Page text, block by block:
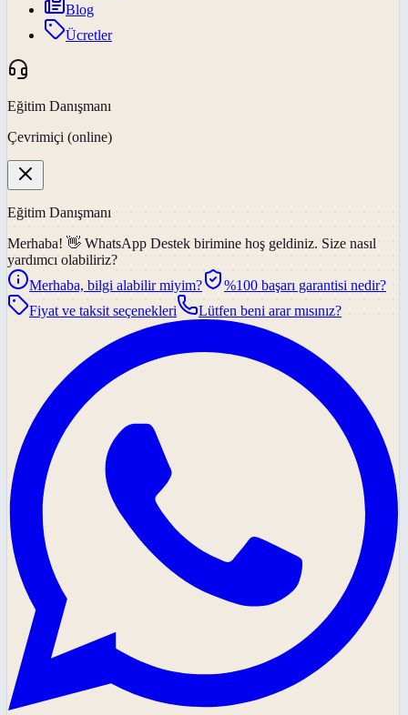
Blog
Ücretler
Eğitim Danışmanı
Çevrimiçi (online)
Eğitim Danışmanı
Merhaba! 👋 WhatsApp Destek birimine hoş geldiniz. Size nasıl
yardımcı olabiliriz?
Merhaba, bilgi alabilir miyim?
%100 başarı garantisi nedir?
Fiyat ve taksit seçenekleri
Lütfen beni arar mısınız?